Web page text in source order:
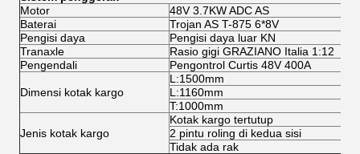
Motor
48V 3.7KW ADC AS
Baterai
Trojan AS T-875 6*8V
Pengisi daya
Pengisi daya luar KN
Tranaxle
Rasio gigi GRAZIANO Italia 1:12
Pengendali
Pengontrol Curtis 48V 400A
Dimensi kotak kargo
L:1500mm
L:1160mm
T:1000mm
Jenis kotak kargo
Kotak kargo tertutup
2 pintu roling di kedua sisi
Tidak ada rak